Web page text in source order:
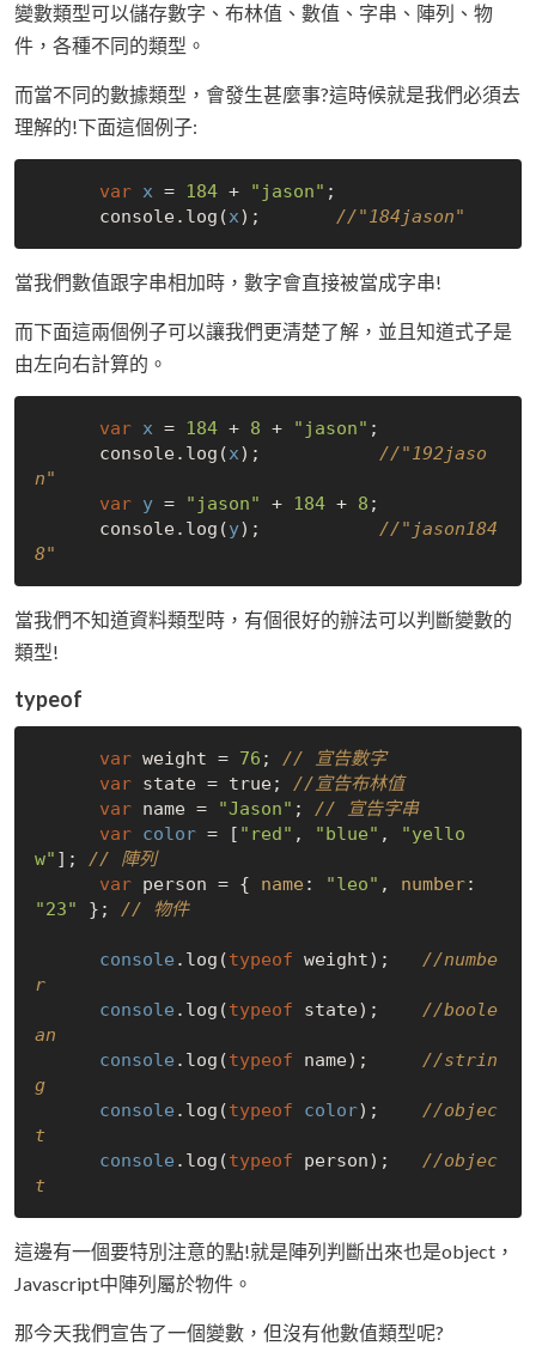
變數類型可以儲存數字、布林值、數值、字串、陣列、物
件，各種不同的類型。
而當不同的數據類型，會發生甚麼事?這時候就是我們必須去
理解的!下面這個例子:
var x = 184 + "jason" ;
      console.log(
x); //"184jason"
當我們數值跟字串相加時，數字會直接被當成字串!
而下面這兩個例子可以讓我們更清楚了解，並且知道式子是
由左向右計算的。
var x = 184 + 8 + "jason" ;
      console.log(
x); //"192jaso
n"
var y = "jason" + 184 + 8 ;
      console.log(
y); //"jason184
8"
當我們不知道資料類型時，有個很好的辦法可以判斷變數的
類型!
typeof
var weight = 76 ; // 宣告數字
var state = true; //宣告布林值
var name = "Jason" ; // 宣告字串
var color = [ "red" , "blue" ,
"yello
w" ]; // 陣列
var person = { name : "leo" , number
"23" }; // 物件
console .log(typeof weight); //numbe
r
console .log(typeof state); //boole
an
console .log(typeof name); //strin
g
console .log(typeof color); //objec
t
console .log(typeof person); //objec
t
這邊有一個要特別注意的點!就是陣列判斷出來也是object，
Javascript中陣列屬於物件。
那今天我們宣告了一個變數，但沒有他數值類型呢?